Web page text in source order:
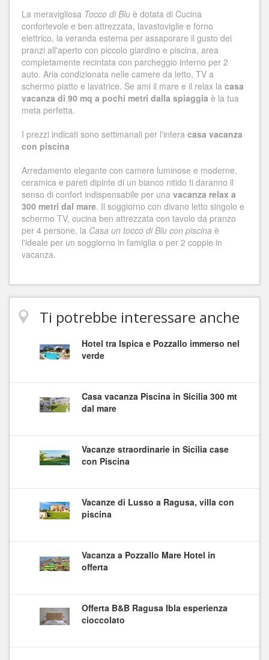
La meravigliosa Tocco di Blu è dotata di Cucina
confortevole e ben attrezzata, lavastoviglie e forno
elettrico, la veranda esterna per assaporare il gusto dei
pranzi all'aperto con piccolo giardino e piscina, area
completamente recintata con parcheggio interno per 2
auto. Aria condizionata nelle camere da letto, TV a
schermo piatto e lavatrice. Se ami il mare e il relax la casa
vacanza di 90 mq a pochi metri dalla spiaggia è la tua
meta perfetta.
I prezzi indicati sono settimanali per l'intera casa vacanza
con piscina
Arredamento elegante con camere luminose e moderne,
ceramica e pareti dipinte di un bianco nitido ti daranno il
senso di confort indispensabile per una vacanza relax a
300 metri dal mare. Il soggiorno con divano letto singolo e
schermo TV, cucina ben attrezzata con tavolo da pranzo
per 4 persone, la Casa un tocco di Blu con piscina è
l'ideale per un soggiorno in famiglia o per 2 coppie in
vacanza.
Ti potrebbe interessare anche
Hotel tra Ispica e Pozzallo immerso nel
verde
Casa vacanza Piscina in Sicilia 300 mt
dal mare
Vacanze straordinarie in Sicilia case
con Piscina
Vacanze di Lusso a Ragusa, villa con
piscina
Vacanza a Pozzallo Mare Hotel in
offerta
Offerta B&B Ragusa Ibla esperienza
cioccolato